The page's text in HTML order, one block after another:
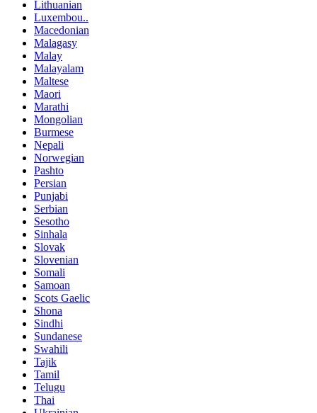
Lithuanian
Luxembou..
Macedonian
Malagasy
Malay
Malayalam
Maltese
Maori
Marathi
Mongolian
Burmese
Nepali
Norwegian
Pashto
Persian
Punjabi
Serbian
Sesotho
Sinhala
Slovak
Slovenian
Somali
Samoan
Scots Gaelic
Shona
Sindhi
Sundanese
Swahili
Tajik
Tamil
Telugu
Thai